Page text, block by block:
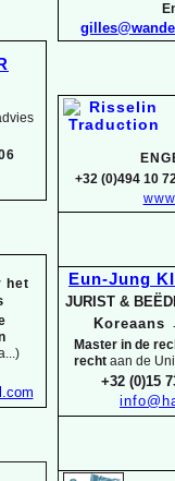
+32 (0)494 10
Eun-Jung
JURIST &
Koreaans
Master in de
recht aan de
+32 (0)15
het